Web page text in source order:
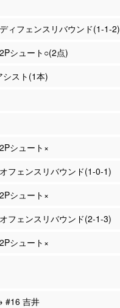
ィフェンスリバウンド(1-1-2)
シュート○(2点)
スト(1本)
シュート×
フェンスリバウンド(1-0-1)
シュート×
フェンスリバウンド(2-1-3)
シュート×
#16 吉井